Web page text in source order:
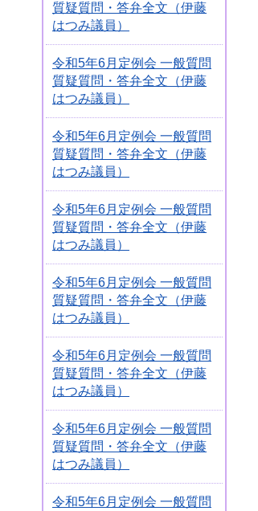
質疑質問・答弁全文（伊藤
はつみ議員）
令和5年6月定例会 一般質問
質疑質問・答弁全文（伊藤
はつみ議員）
令和5年6月定例会 一般質問
質疑質問・答弁全文（伊藤
はつみ議員）
令和5年6月定例会 一般質問
質疑質問・答弁全文（伊藤
はつみ議員）
令和5年6月定例会 一般質問
質疑質問・答弁全文（伊藤
はつみ議員）
令和5年6月定例会 一般質問
質疑質問・答弁全文（伊藤
はつみ議員）
令和5年6月定例会 一般質問
質疑質問・答弁全文（伊藤
はつみ議員）
令和5年6月定例会 一般質問